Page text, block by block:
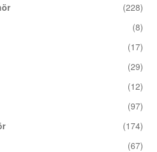
(228)
(8)
(17)
(29)
(12)
(97)
(174)
(67)